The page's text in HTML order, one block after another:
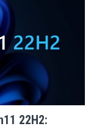
22H2: